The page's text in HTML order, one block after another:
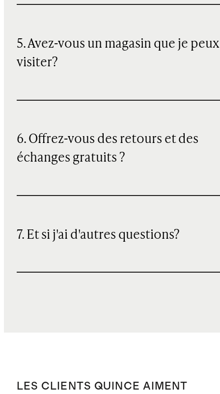
5. Avez-vous un magasin que je peux
visiter?
6. Offrez-vous des retours et des
échanges gratuits ?
7. Et si j'ai d'autres questions?
LES CLIENTS QUINCE AIMENT